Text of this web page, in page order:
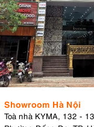
Showroom Hà Nội
Toà nhà KYMA, 132 -